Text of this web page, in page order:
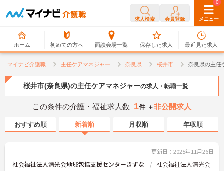
求人検索 会員登録 メニュー
ホーム 初めての方へ 面談会場一覧
0
保存した求人
0
最近見た求人
マイナビ介護職 主任ケアマネジャー 奈良県 桜井市 奈良県の主任
桜井市(奈良県)の主任ケアマネジャーの求人・転職一覧
この条件の介護・福祉求人数 1件 ＋非公開求人
おすすめ順 新着順 月収順 年収順
更新日：2025年11月26日
社会福祉法人清光会地域包括支援センターきずな 社会福祉法人清光会